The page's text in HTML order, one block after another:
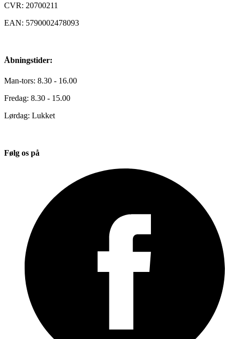
CVR: 20700211
EAN: 5790002478093
Åbningstider:
Man-tors: 8.30 - 16.00
Fredag: 8.30 - 15.00
Lørdag: Lukket
Følg os på